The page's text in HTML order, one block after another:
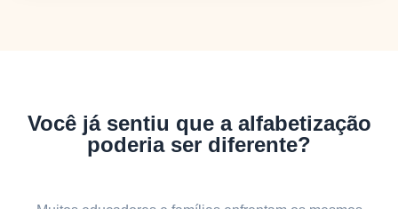
Você já sentiu que a alfabetização
poderia ser diferente?